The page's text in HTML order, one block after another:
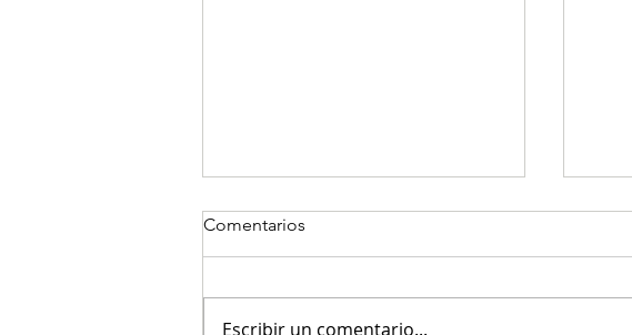
Comentarios
Escribir un comentario...